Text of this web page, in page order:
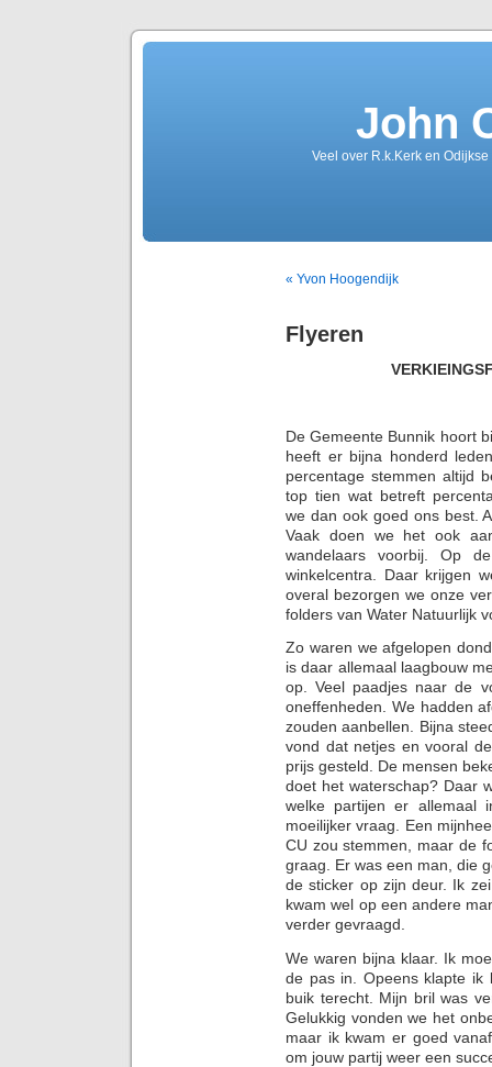
John
Veel over R.k.Kerk en
« Yvon Hoogendijk
Flyeren
De Gemeente Bunnik hoort
heeft er bijna honderd
percentage stemmen altijd
top tien wat betreft
we dan ook goed ons best.
Vaak doen we het ook
wandelaars voorbij. Op
winkelcentra. Daar krijgen
overal bezorgen we onze
folders van Water Natuurlijk
Zo waren we afgelopen
is daar allemaal laagbouw
op. Veel paadjes naar de
oneffenheden. We hadden
zouden aanbellen. Bijna
vond dat netjes en vooral
prijs gesteld. De mensen
doet het waterschap? Daar
welke partijen er allemaal
moeilijker vraag. Een
CU zou stemmen, maar de
graag. Er was een man, die
de sticker op zijn deur. Ik
kwam wel op een andere
verder gevraagd.
We waren bijna klaar. Ik
de pas in. Opeens klapte ik
buik terecht. Mijn bril was
Gelukkig vonden we het
maar ik kwam er goed
om jouw partij weer een